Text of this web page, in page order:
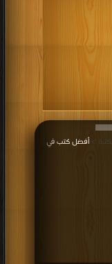
أفضل كتب في